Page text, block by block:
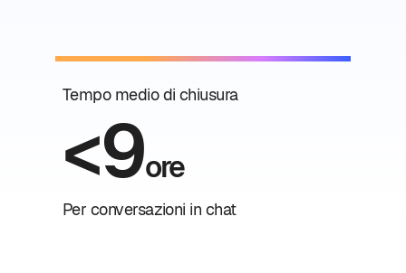
Tempo medio di chiusura
<9ore
Per conversazioni in chat